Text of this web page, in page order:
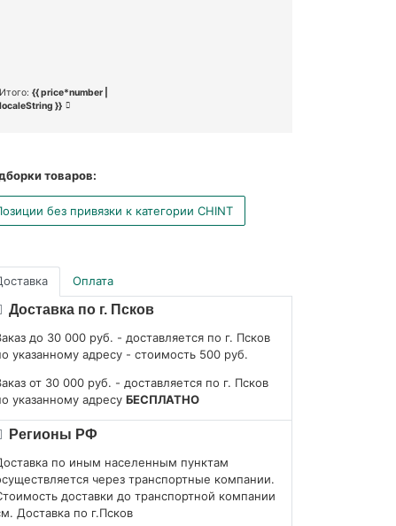
Итого: {{ price*number |
localeString }}
товаров:
без привязки к категории CHINT
Оплата
Доставка по г. Псков
до 30 000 руб. - доставляется по г. Псков
указанному адресу - стоимость 500 руб.
от 30 000 руб. - доставляется по г. Псков
указанному адресу БЕСПЛАТНО
Регионы РФ
по иным населенным пунктам
через транспортные компании.
доставки до транспортной компании
Доставка по г.Псков